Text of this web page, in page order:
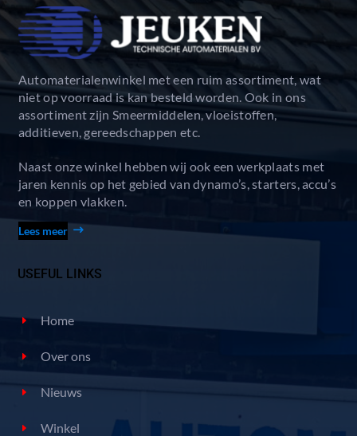
Automaterialenwinkel met een ruim assortiment, wat
niet op voorraad is kan besteld worden. Ook in ons
assortiment zijn Smeermiddelen, vloeistoffen,
additieven, gereedschappen etc.
Naast onze winkel hebben wij ook een werkplaats met
jaren kennis op het gebied van dynamo’s, starters, accu’s
en koppen vlakken.
Lees meer
USEFUL LINKS
Home
Over ons
Nieuws
Winkel